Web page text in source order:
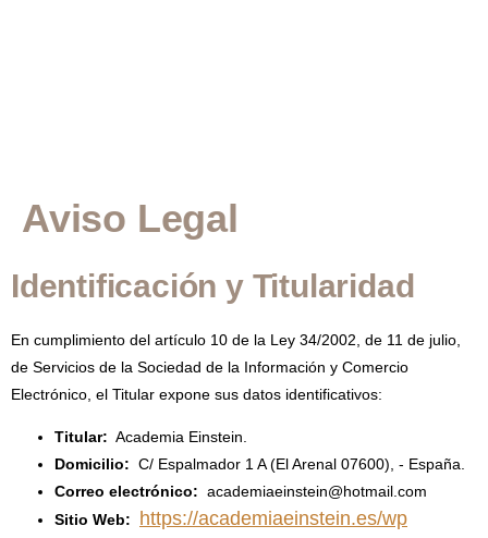
Aviso Legal
Identificación y Titularidad
En cumplimiento del artículo 10 de la Ley 34/2002, de 11 de julio,
de Servicios de la Sociedad de la Información y Comercio
Electrónico, el Titular expone sus datos identificativos:
Titular: Academia Einstein.
Domicilio: C/ Espalmador 1 A (El Arenal 07600), - España.
Correo electrónico: academiaeinstein@hotmail.com
Sitio Web:
https://academiaeinstein.es/wp